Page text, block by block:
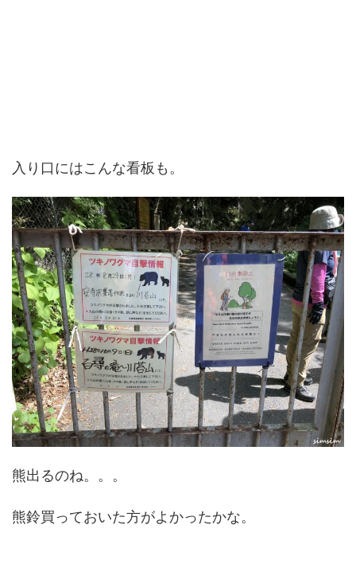
入り口にはこんな看板も。
熊出るのね。。。
熊鈴買っておいた方がよかったかな。